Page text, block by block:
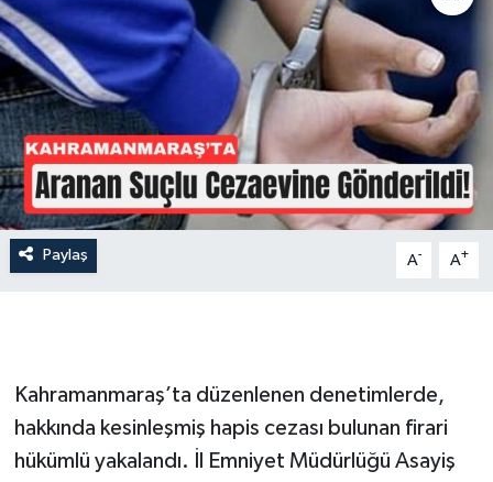
Paylaş A- A+
Kahramanmaraş’ta düzenlenen denetimlerde,
hakkında kesinleşmiş hapis cezası bulunan firari
hükümlü yakalandı. İl Emniyet Müdürlüğü Asayiş
İLÇE HABERLERİ
KÜLTÜR-SANAT
KSÜ
DÜNYA
ROPORTAJ
KADIN-AİLE
YEREL YÖNETİM